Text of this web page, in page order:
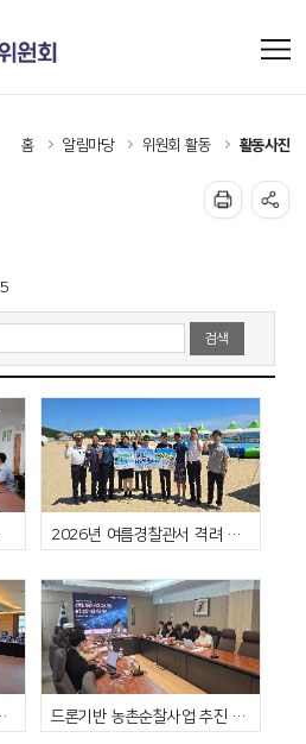
홈 알림마당 위원회 활동 활동사진
2026년 여름경찰관서 격려 및 간담회
간담회 개최 드론기반 농촌순찰사업 추진 관계기관 실무협의회